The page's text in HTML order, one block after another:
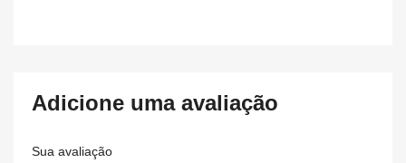
Adicione uma avaliação
Sua avaliação